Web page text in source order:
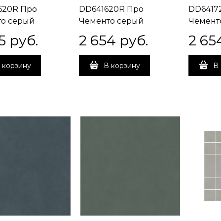
Про
серый
обрезной
руб.
DD641620R Про
Чементо серый
матовый обрезной
60x60x0,9
2 654 руб.
В корзину
2
В